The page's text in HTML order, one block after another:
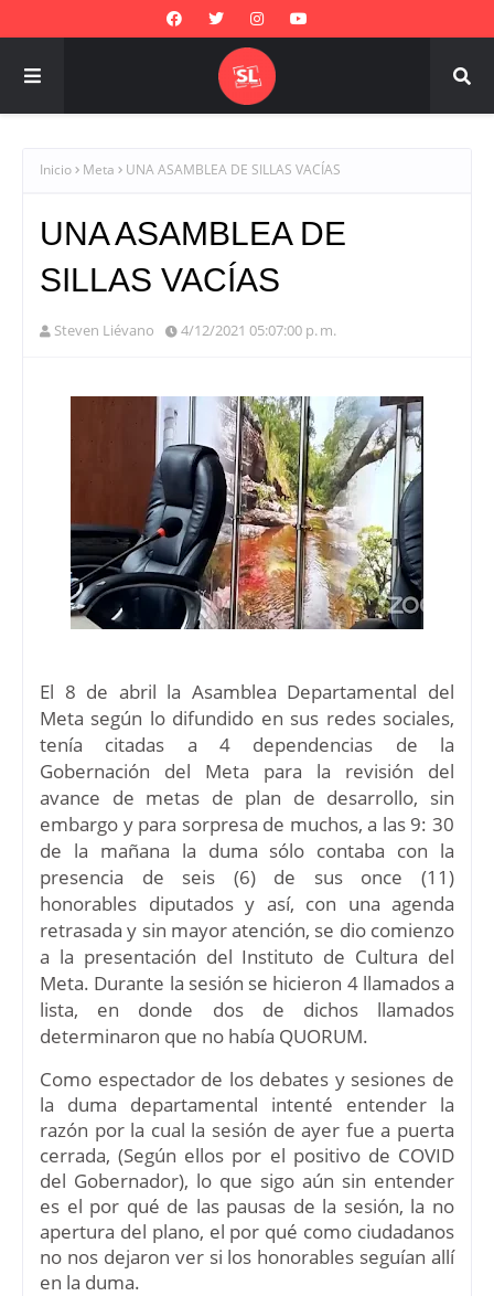
Inicio Meta UNA ASAMBLEA DE SILLAS VACÍAS
UNA ASAMBLEA DE
SILLAS VACÍAS
Steven Liévano 4/12/2021 05:07:00 p. m.
El 8 de abril la Asamblea Departamental del
Meta según lo difundido en sus redes sociales,
tenía citadas a 4 dependencias de la
Gobernación del Meta para la revisión del
avance de metas de plan de desarrollo, sin
embargo y para sorpresa de muchos, a las 9: 30
de la mañana la duma sólo contaba con la
presencia de seis (6) de sus once (11)
honorables diputados y así, con una agenda
retrasada y sin mayor atención, se dio comienzo
a la presentación del Instituto de Cultura del
Meta. Durante la sesión se hicieron 4 llamados a
lista, en donde dos de dichos llamados
determinaron que no había QUORUM.
Como espectador de los debates y sesiones de
la duma departamental intenté entender la
razón por la cual la sesión de ayer fue a puerta
cerrada, (Según ellos por el positivo de COVID
del Gobernador), lo que sigo aún sin entender
es el por qué de las pausas de la sesión, la no
apertura del plano, el por qué como ciudadanos
no nos dejaron ver si los honorables seguían allí
en la duma.